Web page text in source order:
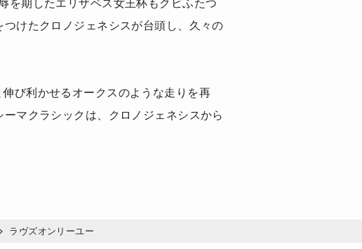
けたクロノジェネシスが台頭し、久々の
び利かせるオークスのような走りを再
マクラシックは、クロノジェネシスから
ラヴズオンリーユー